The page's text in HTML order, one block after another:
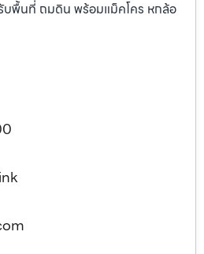
บพื้นที่ ถมดิน พร้อมแม็คโคร หกล้อ